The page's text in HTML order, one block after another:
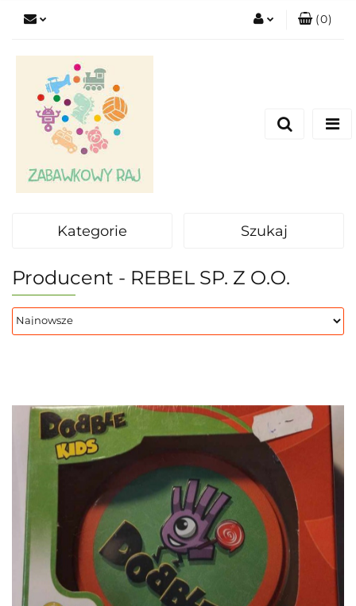
(0)
Kategorie Szukaj
Producent - REBEL SP. Z O.O.